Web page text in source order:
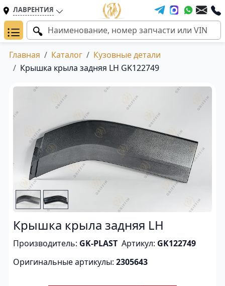
ЛАВРЕНТИЯ
Главная Каталог
Кузовные детали
Крышка крыла задняя LH GK122749
Крышка крыла задняя LH
Производитель: GK-PLAST Артикул: GK122749
Оригинальные артикулы: 2305643